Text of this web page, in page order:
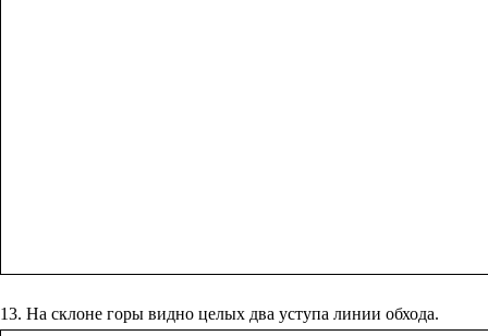
13. На склоне горы видно целых два уступа линии обхода.